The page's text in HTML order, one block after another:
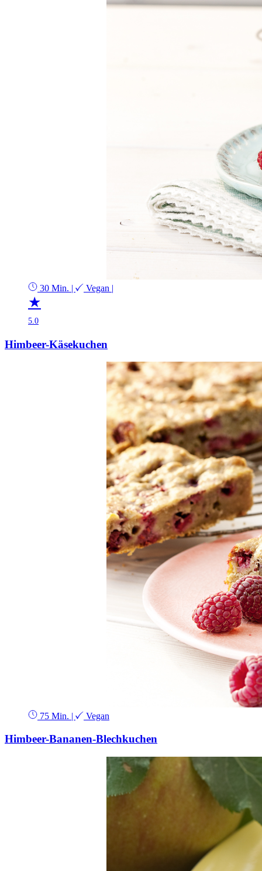
30 Min. | Vegan |
★
5.0
Himbeer-Käsekuchen
75 Min. | Vegan
Himbeer-Bananen-Blechkuchen